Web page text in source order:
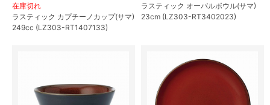
在庫切れ
ラスティック カプチーノカップ(サマ)
249cc (LZ303-RT1407133)
ラスティック オーバルボウル(サマ)
23cm (LZ303-RT3402023)